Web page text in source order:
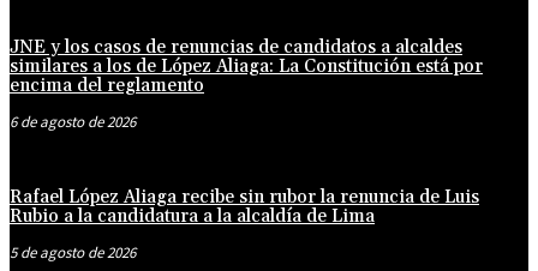
JNE y los casos de renuncias de candidatos a alcaldes
similares a los de López Aliaga: La Constitución está por
encima del reglamento
6 de agosto de 2026
Rafael López Aliaga recibe sin rubor la renuncia de Luis
Rubio a la candidatura a la alcaldía de Lima
5 de agosto de 2026